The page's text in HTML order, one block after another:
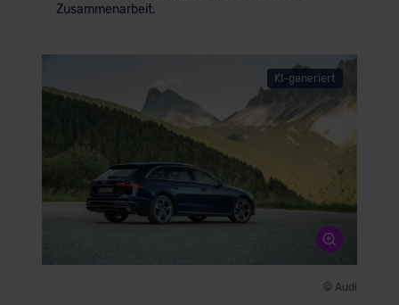
Zusammenarbeit.
KI-generiert
© Audi